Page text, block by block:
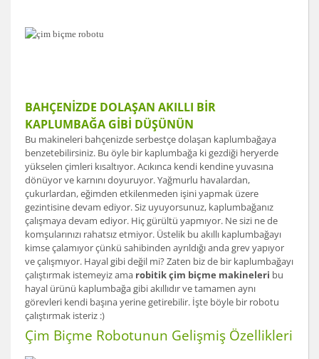
BAHÇENİZDE DOLAŞAN AKILLI BİR
KAPLUMBAĞA GİBİ DÜŞÜNÜN
Bu makineleri bahçenizde serbestçe dolaşan kaplumbağaya
benzetebilirsiniz. Bu öyle bir kaplumbağa ki gezdiği heryerde
yükselen çimleri kısaltıyor. Acıkınca kendi kendine yuvasına
dönüyor ve karnını doyuruyor. Yağmurlu havalardan,
çukurlardan, eğimden etkilenmeden işini yapmak üzere
gezintisine devam ediyor. Siz uyuyorsunuz, kaplumbağanız
çalışmaya devam ediyor. Hiç gürültü yapmıyor. Ne sizi ne de
komşularınızı rahatsız etmiyor. Üstelik bu akıllı kaplumbağayı
kimse çalamıyor çünkü sahibinden ayrıldığı anda grev yapıyor
ve çalışmıyor. Hayal gibi değil mi? Zaten biz de bir kaplumbağayı
çalıştırmak istemeyiz ama robitik çim biçme makineleri bu
hayal ürünü kaplumbağa gibi akıllıdır ve tamamen aynı
görevleri kendi başına yerine getirebilir. İşte böyle bir robotu
çalıştırmak isteriz :)
Çim Biçme Robotunun Gelişmiş Özellikleri